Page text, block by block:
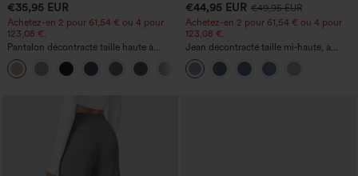
€35,95 EUR
Achetez-en 2 pour 61,54 € ou 4 pour
123,08 €.
Pantalon décontracté taille haute à
jambe droite, effet lin, avec poches
+5
€44,95 EUR €49,95 EUR
Achetez-en 2 pour 61,54 € ou 4 pour
123,08 €.
Jean décontracté taille mi‑haute, à
cordon de serrage, avec poches